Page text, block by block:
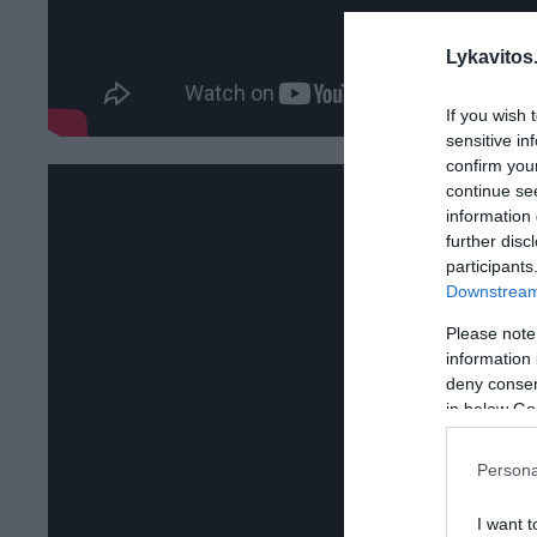
If you wish
sensitive
confirm
continue
information
further
Please
information
deny
in below
I want